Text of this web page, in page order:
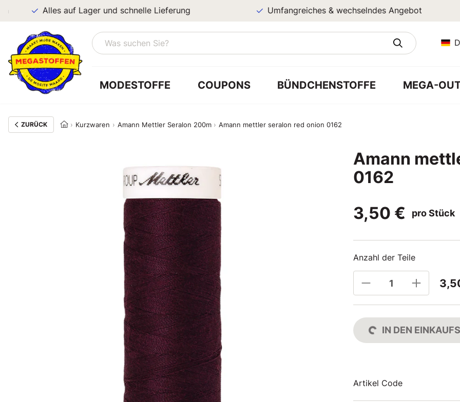
Alles auf Lager und schnelle Lieferung Umfangreiches & wechselndes Angebot
MODESTOFFE COUPONS BÜNDCHENSTOFFE MEGA-
ZURÜCK Kurzwaren Amann Mettler Seralon 200m Amann mettler seralon red onion 0162
Amann
0162
3,50 €
pro Stück
Anzahl der Teile
IN DEN
Artikel Code